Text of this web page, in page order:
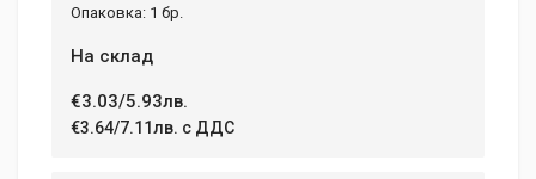
1 бр.
На склад
€3.03/5.93лв.
€3.64/7.11лв. с ДДС